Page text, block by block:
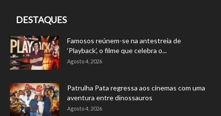
DESTAQUES
Famosos reúnem-se na antestreia de
‘Playback’, o filme que celebra o...
Agosto 4, 2026
Patrulha Pata regressa aos cinemas com uma
aventura entre dinossauros
Agosto 4, 2026